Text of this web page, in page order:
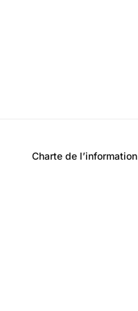
Charte de l’information